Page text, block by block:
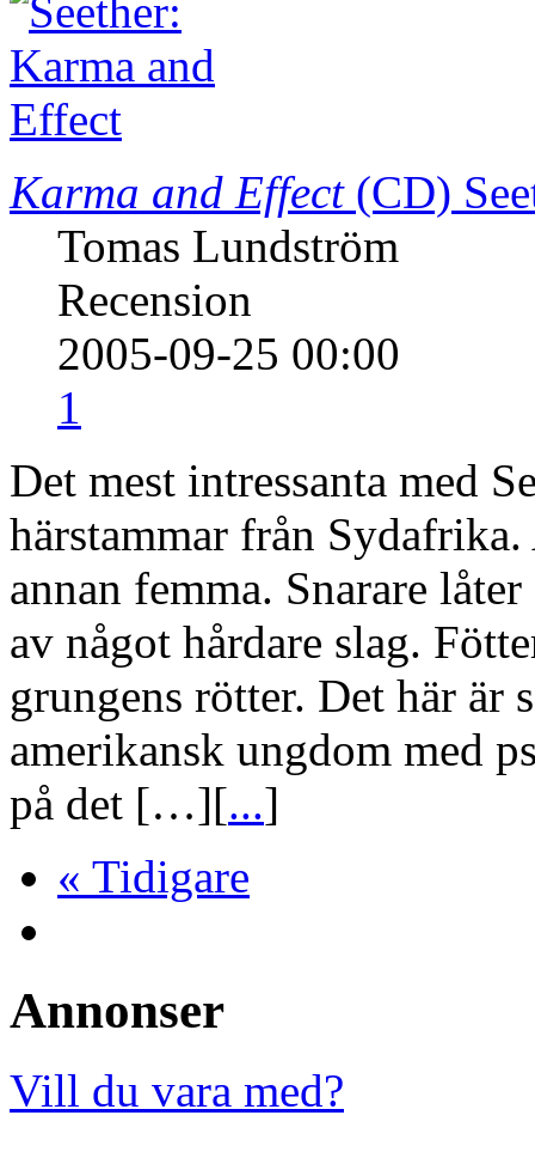
Karma and Effect(CD)
Tomas Lundström
Recension
2005-09-25 00:00
1
Det mest intressanta med
härstammar från
annan femma. Snarare
av något hårdare slag.
grungens rötter. Det här är
amerikansk ungdom med
på det […][...]
« Tidigare
Annonser
Vill du vara med?